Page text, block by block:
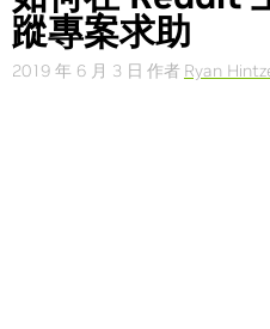
蹤專案求助
2019 年 6 月 3 日 作者 Ryan